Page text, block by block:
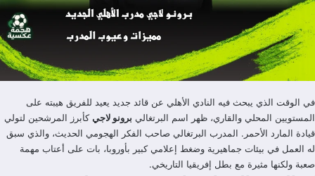
في الوقت الذي يبحث فيه النادي الأهلي عن قائد جديد يعيد للفريق هيبته على
المستويين المحلي والقاري، ظهر اسم البرتغالي برونو لاجي كأبرز المرشحين لتولي
قيادة المارد الأحمر. المدرب البرتغالي صاحب الفكر الهجومي الحديث، والذي سبق
له العمل في بيئات جماهيرية وضغط إعلامي كبير بأوروبا، بات على أعتاب مهمة
صعبة ولكنها مثيرة مع بطل إفريقيا التاريخي.